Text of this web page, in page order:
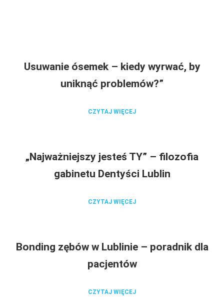
Usuwanie ósemek – kiedy wyrwać, by
uniknąć problemów?”
CZYTAJ WIĘCEJ
„Najważniejszy jesteś TY” – filozofia
gabinetu Dentyści Lublin
CZYTAJ WIĘCEJ
Bonding zębów w Lublinie – poradnik dla
pacjentów
CZYTAJ WIĘCEJ